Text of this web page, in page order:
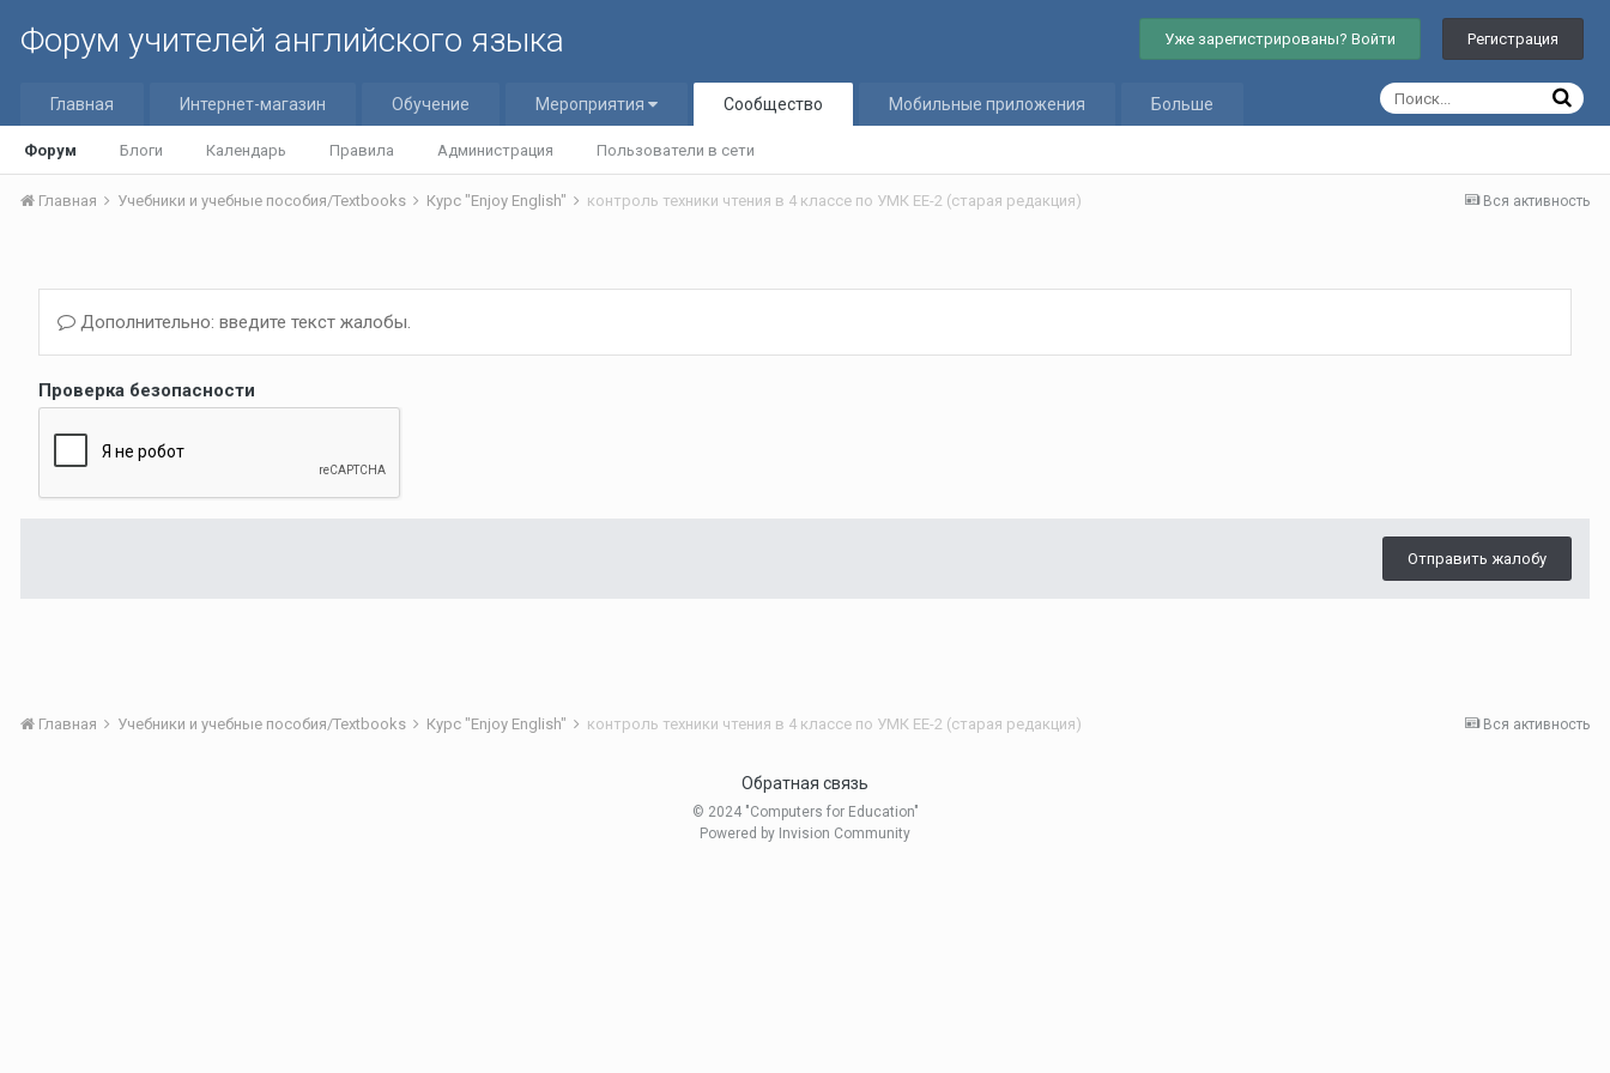
Форум учителей английского языка Уже зарегистрированы? Войти Регистрация
Главная Интернет-магазин Обучение Мероприятия Сообщество
Форум Блоги Календарь Правила Администрация Пользователи в сети
Мобильные приложения Больше
Вся активность
Главная Учебники и учебные пособия/Textbooks Курс "Enjoy English" контроль техники чтения в 4 классе по УМК EE-2 (старая редакция)
Дополнительно: введите текст жалобы.
Проверка безопасности
Отправить жалобу
Вся активность
Главная Учебники и учебные пособия/Textbooks Курс "Enjoy English" контроль техники чтения в 4 классе по УМК EE-2 (старая редакция)
Обратная связь
© 2024 "Computers for Education"
Powered by Invision Community